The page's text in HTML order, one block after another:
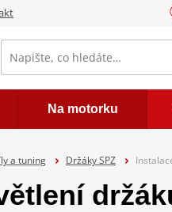
Na motorku
a tuning Držáky SPZ